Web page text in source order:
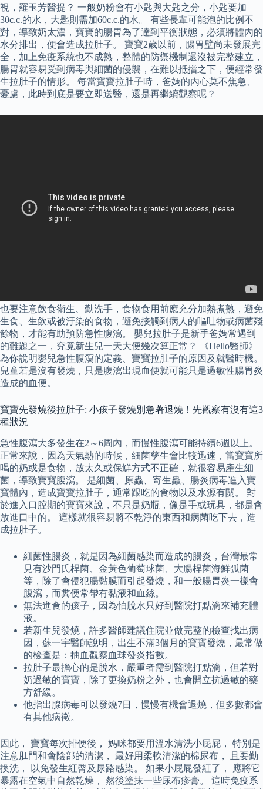
視，羅玉芳醫提？ 一般奶粉會有小匙與大匙之分，小匙要加
30c.c.的水，大匙則需加60c.c.的水。 有些長輩可能泡的比例不
對，導致奶太濃，寶寶的腸胃為了達到平衡狀態，必須將體內的
水分排出，便會造成拉肚子。 寶寶2歲以前，腸胃壁尚未發展完
全，加上免疫系統也不成熟，整體的防禦機制還沒被完整建立，
腸胃就容易受到病毒與細菌的侵襲，在難以抵擋之下，便經常發
生拉肚子的情形。 每當寶寶拉肚子時，爸媽的內心莫不焦急、
憂慮，此時到底是要立即送醫，還是再繼續觀察呢？
也要注意飲食衛生、勤洗手，食物食用前應充分加熱煮熟，避免
生食、生飲或被汙染的食物，避免接觸到病人的嘔吐物或病菌殘
餘物，才能有助預防急性腹瀉。 嬰兒拉肚子是新手爸媽常遇到
的難題之一，究竟新生兒一天大便幾次算正常？ 《Hello醫師》
為你說明嬰兒急性腹瀉的定義、寶寶拉肚子的原因及就醫時機。
兒童若是沒有發燒，只是腹瀉出現血便就可能只是過敏性腸胃炎
造成的血便。
寶寶先發燒後拉肚子: 小孩子發燒別急著退燒！先觀察有沒有這3
種狀況
急性腹瀉大多發生在2～6周內，而慢性腹瀉可能持續6週以上。
正常來說，因為天氣熱的時候，細菌孳生會比較迅速，當寶寶所
喝的奶或是食物，放太久或保鮮方式不正確，就很容易產生細
菌，導致寶寶腹瀉。 是細菌、原蟲、寄生蟲、腸炎病毒進入寶
寶體內，造成寶寶拉肚子，通常跟吃的食物以及水源有關。 對
於進入口腔期的寶寶來說，不只是奶瓶，像是手或玩具，都是會
放進口中的。 這樣就很容易將不乾淨的東西和病菌吃下去，造
成拉肚子。
細菌性腸炎，就是因為細菌感染而造成的腸炎，台灣最常
見有沙門氏桿菌、金黃色葡萄球菌、大腸桿菌海鮮弧菌
等，除了會侵犯腸黏膜而引起發燒，和一般腸胃炎一樣會
腹瀉，而糞便常帶有黏液和血絲。
無法進食的孩子，因為怕脫水只好到醫院打點滴來補充體
液。
若新生兒發燒，許多醫師建議住院並做完整的檢查找出病
因，蘇一宇醫師說明，出生不滿3個月的寶寶發燒，最常做
的檢查是：抽血觀察血球發炎指數。
拉肚子最擔心的是脫水，嚴重者需到醫院打點滴，但若對
奶過敏的寶寶，除了更換奶粉之外，也會開立抗過敏的藥
方舒緩。
他指出腺病毒可以發燒7日，慢慢有機會退燒，但多數都會
有其他病徵。
因此， 寶寶每次排便後， 媽咪都要用溫水清洗小屁屁， 特別是
注意肛門和會陰部的清潔， 最好用柔軟清潔的棉尿布， 且要勤
換洗， 以免發生紅臀及尿路感染。 如果小屁屁發紅了， 應將它
暴露在空氣中自然乾燥， 然後塗抹一些尿布疹膏。 這時免疫系